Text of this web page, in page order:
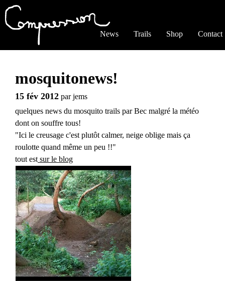
News Trails Shop Contact
mosquitonews!
15 fév 2012 parjems
quelques news du mosquito trails par Bec malgré la météo
dont on souffre tous!
"Ici le creusage c'est plutôt calmer, neige oblige mais ça
roulotte quand même un peu !!"
tout est sur le blog